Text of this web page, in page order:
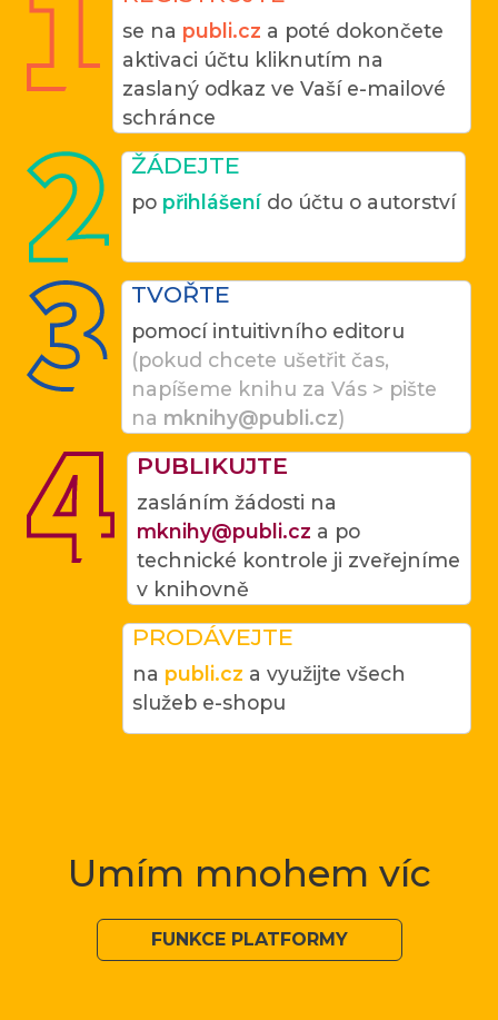
se na publi.cz a poté dokončete
aktivaci účtu kliknutím na
zaslaný odkaz ve Vaší e-mailové
schránce
ŽÁDEJTE
po přihlášenído účtu o autorství
TVOŘTE
pomocí intuitivního editoru
(pokud chcete ušetřit čas,
napíšeme knihu za Vás > pište
na mknihy@publi.cz)
PUBLIKUJTE
zasláním žádosti na
mknihy@publi.cz a po
technické kontrole ji zveřejníme
v knihovně
PRODÁVEJTE
na publi.cz a využijte všech
služeb e-shopu
Umím mnohem víc
FUNKCE PLATFORMY